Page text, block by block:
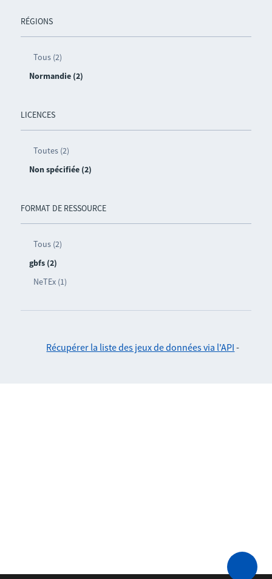
RÉGIONS
Tous (2)
Normandie (2)
LICENCES
Toutes (2)
Non spécifiée (2)
FORMAT DE RESSOURCE
Tous (2)
gbfs (2)
NeTEx (1)
Récupérer la liste des jeux de données via l'API -